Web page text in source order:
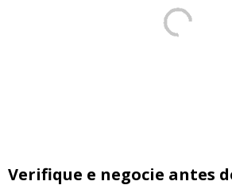
Verifique e negocie antes